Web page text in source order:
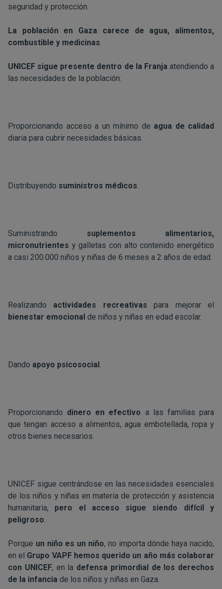
seguridad y protección.
La población en Gaza carece de agua, alimentos,
combustible y medicinas.
UNICEF sigue presente dentro de la Franja atendiendo a
las necesidades de la población:
Proporcionando acceso a un mínimo de agua de calidad
diaria para cubrir necesidades básicas.
Distribuyendo suministros médicos.
Suministrando suplementos alimentarios,
micronutrientes y galletas con alto contenido energético
a casi 200.000 niños y niñas de 6 meses a 2 años de edad.
Realizando actividades recreativas para mejorar el
bienestar emocional de niños y niñas en edad escolar.
Dando apoyo psicosocial.
Proporcionando dinero en efectivo a las familias para
que tengan acceso a alimentos, agua embotellada, ropa y
otros bienes necesarios.
UNICEF sigue centrándose en las necesidades esenciales
de los niños y niñas en materia de protección y asistencia
humanitaria, pero el acceso sigue siendo difícil y
peligroso.
Porque un niño es un niño, no importa dónde haya nacido,
en el Grupo VAPF hemos querido un año más colaborar
con UNICEF, en la defensa primordial de los derechos
de la infancia de los niños y niñas en Gaza.